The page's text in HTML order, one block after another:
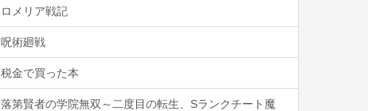
ロメリア戦記
呪術廻戦
税金で買った本
落第賢者の学院無双～二度目の転生、Sランクチート魔